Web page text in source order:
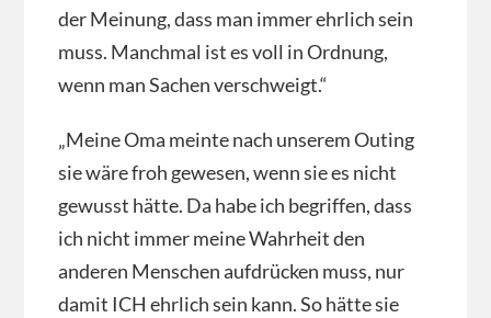
der Meinung, dass man immer ehrlich sein
muss. Manchmal ist es voll in Ordnung,
wenn man Sachen verschweigt.“
„Meine Oma meinte nach unserem Outing
sie wäre froh gewesen, wenn sie es nicht
gewusst hätte. Da habe ich begriffen, dass
ich nicht immer meine Wahrheit den
anderen Menschen aufdrücken muss, nur
damit ICH ehrlich sein kann. So hätte sie